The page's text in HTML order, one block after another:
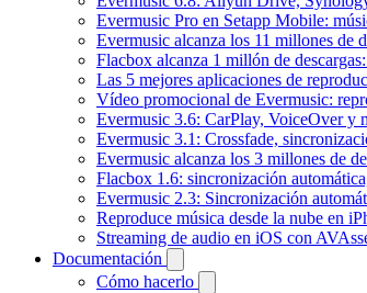
Evermusic Pro en Setapp Mobile:
Evermusic alcanza los 11 millones de
Flacbox alcanza 1 millón de
Las 5 mejores aplicaciones de
Vídeo promocional de Evermusic:
Evermusic 3.6: CarPlay, VoiceOver y
Evermusic 3.1: Crossfade,
Evermusic alcanza los 3 millones de
Flacbox 1.6: sincronización
Evermusic 2.3: Sincronización
Reproduce música desde la nube en
Streaming de audio en iOS con
Documentación
Cómo hacerlo